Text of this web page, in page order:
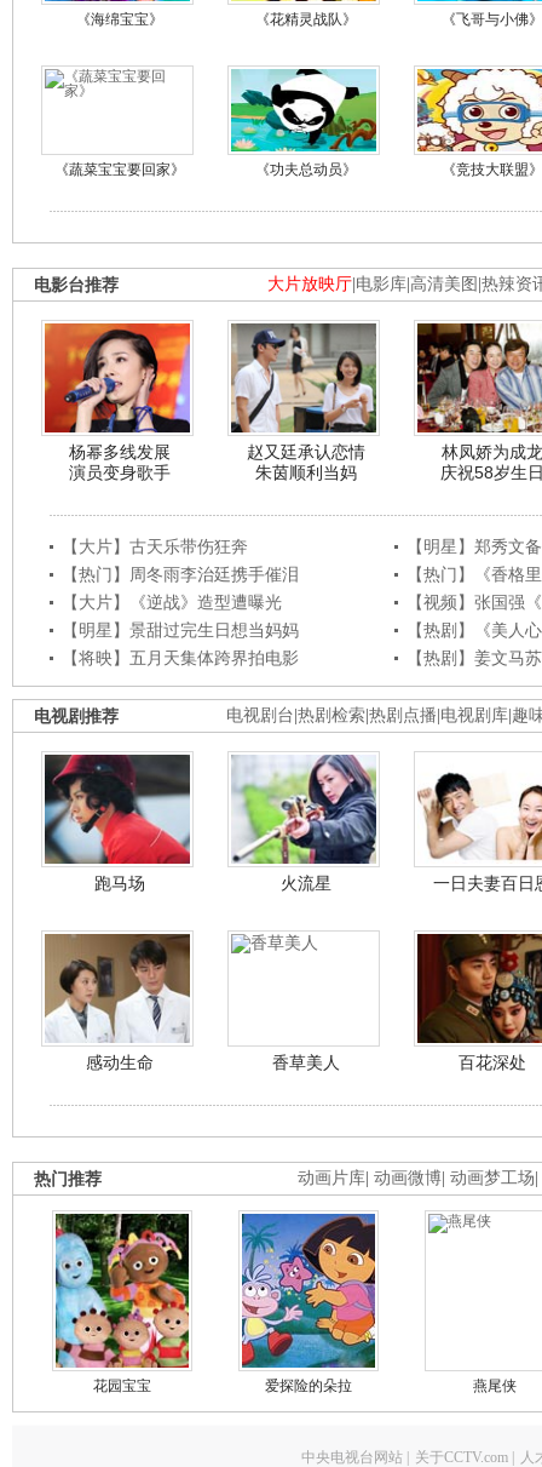
《海绵宝宝》 《花精灵战队》 《飞哥与小佛》
《蔬菜宝宝要回家》 《功夫总动员》 《竞技大联盟》
大片放映厅 电影库 高清美图 热辣资
电影台推荐
杨幂多线发展
演员变身歌手
赵又廷承认恋情
朱茵顺利当妈
林凤娇为成龙
庆祝58岁生
【大片】古天乐带伤狂奔
【明星】郑秀文
【热门】周冬雨李治廷携手催泪
【热门】《香格
【大片】《逆战》造型遭曝光
【视频】张国强
【明星】景甜过完生日想当妈妈
【热剧】《美人
【将映】五月天集体跨界拍电影
【热剧】姜文马
电视剧台 热剧检索 热剧点播 电视剧库 趣
电视剧推荐
跑马场 火流星 一日夫妻百日
感动生命 香草美人 百花深处
动画片库 动画微博 动画梦工场
热门推荐
花园宝宝 爱探险的朵拉 燕尾侠
中央电视台网站 关于CCTV.com 人